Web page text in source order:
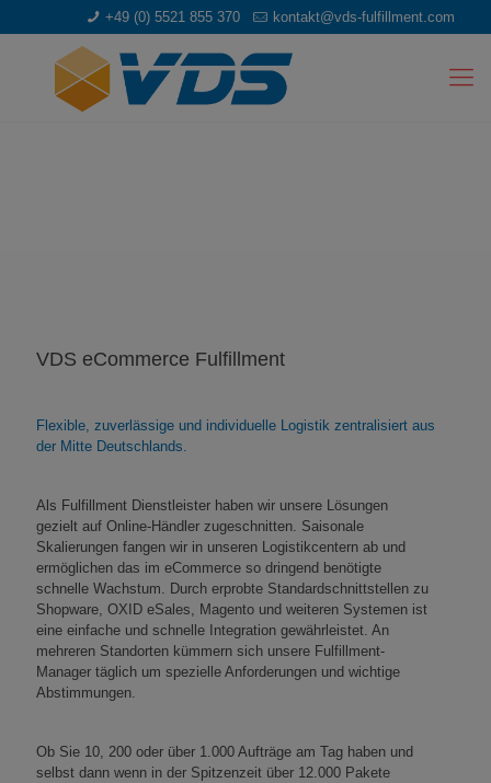
+49 (0) 5521 855 370 kontakt@vds-fulfillment.com
VDS eCommerce Fulfillment
Flexible, zuverlässige und individuelle Logistik zentralisiert aus
der Mitte Deutschlands.
Als Fulfillment Dienstleister haben wir unsere Lösungen
gezielt auf Online-Händler zugeschnitten. Saisonale
Skalierungen fangen wir in unseren Logistikcentern ab und
ermöglichen das im eCommerce so dringend benötigte
schnelle Wachstum. Durch erprobte Standardschnittstellen zu
Shopware, OXID eSales, Magento und weiteren Systemen ist
eine einfache und schnelle Integration gewährleistet. An
mehreren Standorten kümmern sich unsere Fulfillment-
Manager täglich um spezielle Anforderungen und wichtige
Abstimmungen.
Ob Sie 10, 200 oder über 1.000 Aufträge am Tag haben und
selbst dann wenn in der Spitzenzeit über 12.000 Pakete